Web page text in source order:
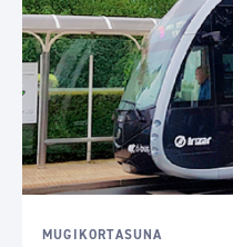
MUGIKORTASUNA